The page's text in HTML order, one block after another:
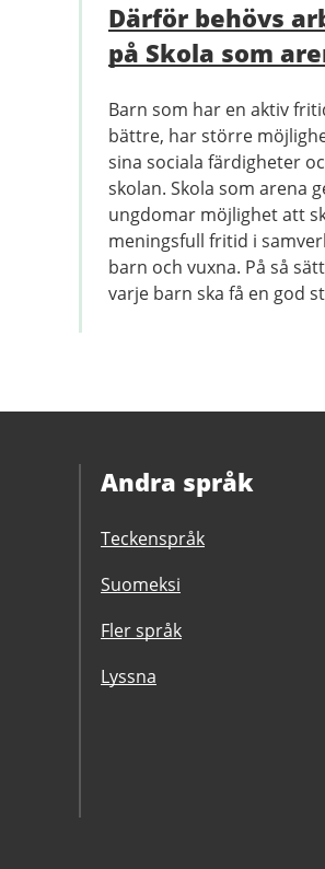
Därför behövs
på Skola som
Barn som har en aktiv
bättre, har större
sina sociala färdigheter
skolan. Skola som arena
ungdomar möjlighet att
meningsfull fritid i
barn och vuxna. På så
varje barn ska få en god
Andra språk
Teckenspråk
Suomeksi
Fler språk
Lyssna